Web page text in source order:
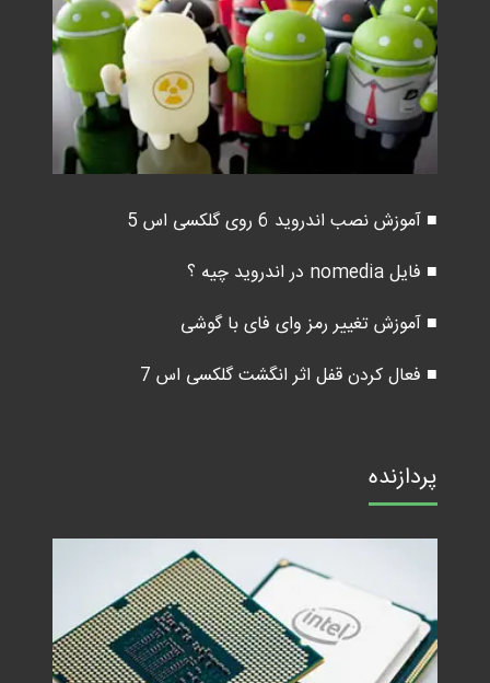
■ آموزش نصب اندروید 6 روی گلکسی اس 5
■ فایل nomedia در اندروید چیه ؟
■ آموزش تغییر رمز وای فای با گوشی
■ فعال کردن قفل اثر انگشت گلکسی اس 7
پردازنده